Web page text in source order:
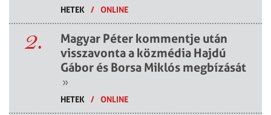
HETEK / ONLINE
2.
Magyar Péter kommentje után
visszavonta a közmédia Hajdú
Gábor és Borsa Miklós megbízását
»
HETEK / ONLINE